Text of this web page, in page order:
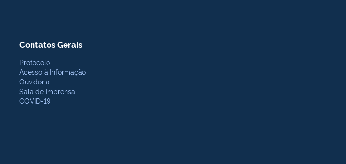
Contatos Gerais
Protocolo
Acesso à Informação
Ouvidoria
Sala de Imprensa
COVID-19